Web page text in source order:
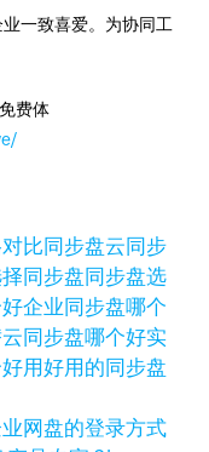
业一致喜爱。为协同工
费体
比同步盘云同步
同步盘同步盘选
企业同步盘哪个
云同步盘哪个好实
用好用的同步盘
网盘的登录方式